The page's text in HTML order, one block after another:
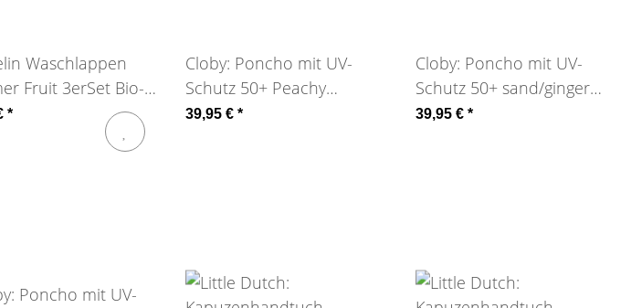
Waschlappen
Fruit 3erSet Bio-
*
Cloby: Poncho mit UV-
Schutz 50+ Peachy
Summer
39,95 € *
Cloby: Poncho mit UV-
Schutz 50+ sand/ginger
gestreift
39,95 € *